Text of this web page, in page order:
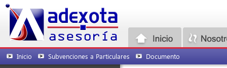
Inicio Subvenciones a Particulares Documento